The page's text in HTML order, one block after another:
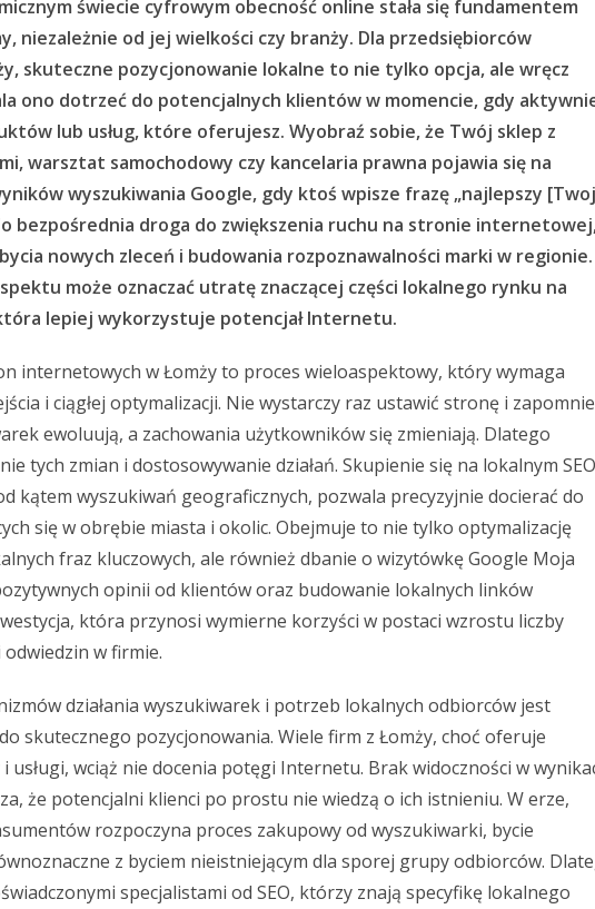
świecie cyfrowym obecność online stała się fundamentem
niezależnie od jej wielkości czy branży. Dla przedsiębiorców
skuteczne pozycjonowanie lokalne to nie tylko opcja, ale wręcz
ono dotrzeć do potencjalnych klientów w momencie, gdy
lub usług, które oferujesz. Wyobraź sobie, że Twój sklep z
warsztat samochodowy czy kancelaria prawna pojawia się na
wyszukiwania Google, gdy ktoś wpisze frazę „najlepszy
bezpośrednia droga do zwiększenia ruchu na stronie
nowych zleceń i budowania rozpoznawalności marki w regionie.
może oznaczać utratę znaczącej części lokalnego rynku na
lepiej wykorzystuje potencjał Internetu.
internetowych w Łomży to proces wieloaspektowy, który wymaga
i ciągłej optymalizacji. Nie wystarczy raz ustawić stronę i
ewoluują, a zachowania użytkowników się zmieniają. Dlatego
tych zmian i dostosowywanie działań. Skupienie się na lokalnym
kątem wyszukiwań geograficznych, pozwala precyzyjnie docierać do
się w obrębie miasta i okolic. Obejmuje to nie tylko optymalizację
fraz kluczowych, ale również dbanie o wizytówkę Google Moja
opinii od klientów oraz budowanie lokalnych linków
która przynosi wymierne korzyści w postaci wzrostu liczby
w firmie.
działania wyszukiwarek i potrzeb lokalnych odbiorców jest
skutecznego pozycjonowania. Wiele firm z Łomży, choć oferuje
usługi, wciąż nie docenia potęgi Internetu. Brak widoczności w
że potencjalni klienci po prostu nie wiedzą o ich istnieniu. W erze,
rozpoczyna proces zakupowy od wyszukiwarki, bycie
z byciem nieistniejącym dla sporej grupy odbiorców.
specjalistami od SEO, którzy znają specyfikę lokalnego